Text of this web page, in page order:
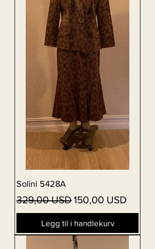
Solini 5428A
Vanlig pris
329,00 USDSalgspris
150,00 USD
Legg til i handlekurv